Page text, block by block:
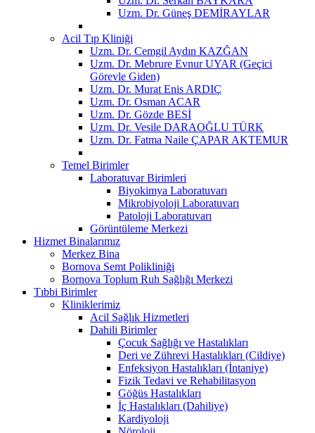
Uzm. Dr. Güneş DEMİRAYLAR
Acil Tıp Kliniği
Uzm. Dr. Cemgil Aydın KAZĞAN
Uzm. Dr. Mebrure Evnur UYAR (Geçici
Görevle Giden)
Uzm. Dr. Murat Enis ARDIÇ
Uzm. Dr. Osman ACAR
Uzm. Dr. Gözde BESİ
Uzm. Dr. Vesile DARAOĞLU TÜRK
Uzm. Dr. Fatma Naile ÇAPAR AKTEMUR
Temel Birimler
Laboratuvar Birimleri
Biyokimya Laboratuvarı
Mikrobiyoloji Laboratuvarı
Patoloji Laboratuvarı
Görüntüleme Merkezi
Hizmet Binalarımız
Merkez Bina
Bornova Semt Polikliniği
Bornova Toplum Ruh Sağlığı Merkezi
Tıbbi Birimler
Kliniklerimiz
Acil Sağlık Hizmetleri
Dahili Birimler
Çocuk Sağlığı ve Hastalıkları
Deri ve Zührevi Hastalıkları (Cildiye)
Enfeksiyon Hastalıkları (İntaniye)
Fizik Tedavi ve Rehabilitasyon
Göğüs Hastalıkları
İç Hastalıkları (Dahiliye)
Kardiyoloji